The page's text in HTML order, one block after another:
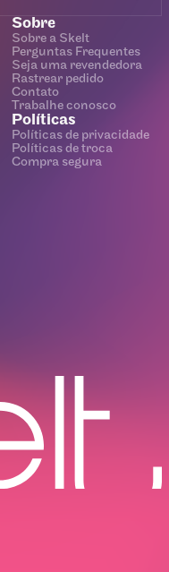
Sobre
Sobre a Skelt
Perguntas Frequentes
Seja uma revendedora
Rastrear pedido
Contato
Trabalhe conosco
Políticas
Políticas de privacidade
Políticas de troca
Compra segura